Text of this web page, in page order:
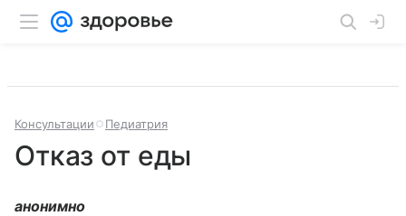
Консультации Педиатрия
Отказ от еды
анонимно